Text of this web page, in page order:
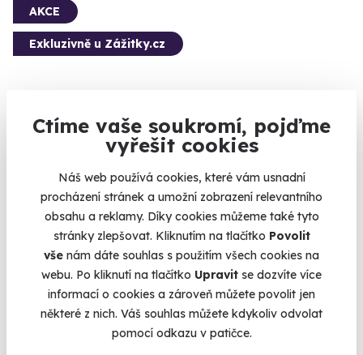
Ctíme vaše soukromí, pojďme
vyřešit cookies
Náš web používá cookies, které vám usnadní
procházení stránek a umožní zobrazení relevantního
obsahu a reklamy. Díky cookies můžeme také tyto
stránky zlepšovat. Kliknutím na tlačítko Povolit
vše nám dáte souhlas s použitím všech cookies na
webu. Po kliknutí na tlačítko Upravit se dozvíte více
informací o cookies a zároveň můžete povolit jen
některé z nich. Váš souhlas můžete kdykoliv odvolat
pomocí odkazu v patičce.
AKCE
Exkluzivně u Zážitky.cz
Jízda v Porsche 911 Carrera 4S na okruhu
Slovakia Ring
(+ 3 další lokality)
1 790 Kč
Volný termín už 31. 08. 2026